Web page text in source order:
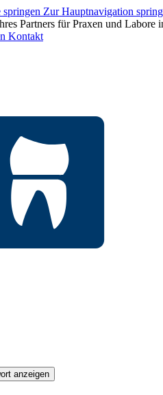
springen Zur Hauptnavigation
Partners für Praxen und Labore
Kontakt
anzeigen